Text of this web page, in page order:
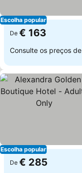
Escolha popular
De € 163
Consulte os preços de
Escolha popular
De € 285